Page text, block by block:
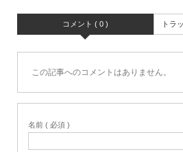
コメント ( 0 ) トラ
この記事へのコメントはありません。
名前 ( 必須 )